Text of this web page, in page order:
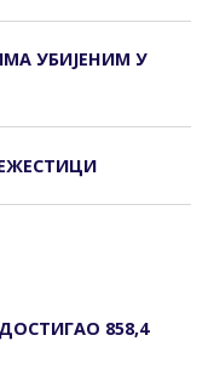
УБИЈЕНИМ У
858,4